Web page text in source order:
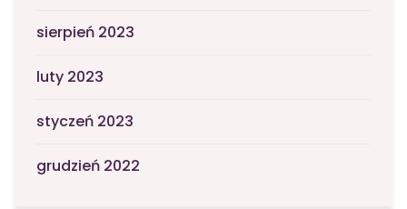
sierpień 2023
luty 2023
styczeń 2023
grudzień 2022